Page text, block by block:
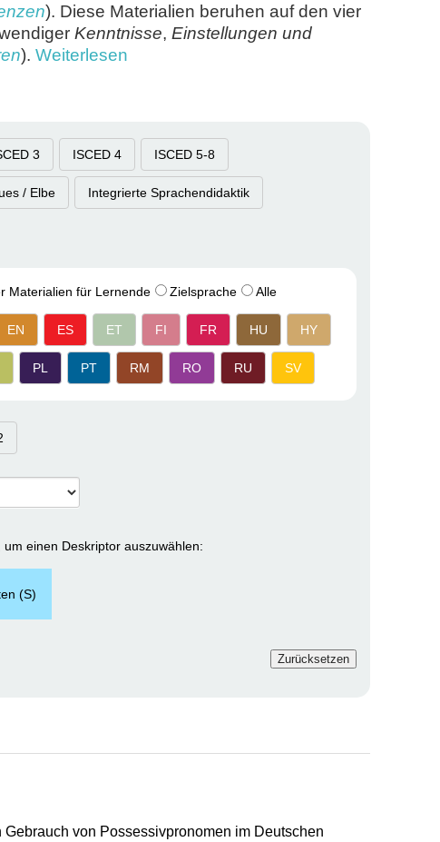
). Diese Materialien beruhen auf den vier
Kenntnisse, Einstellungen und
). Weiterlesen
3 ISCED 4 ISCED 5-8
/ Elbe Integrierte Sprachendidaktik
Materialien für Lernende Zielsprache Alle
EN ES ET FI FR HU HY
PL PT RM RO RU SV
einen Deskriptor auszuwählen:
(S)
Zurücksetzen
von Possessivpronomen im Deutschen